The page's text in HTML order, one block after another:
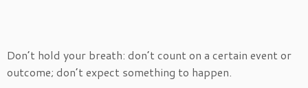
Don’t hold your breath: don’t count on a certain event or
outcome; don’t expect something to happen.